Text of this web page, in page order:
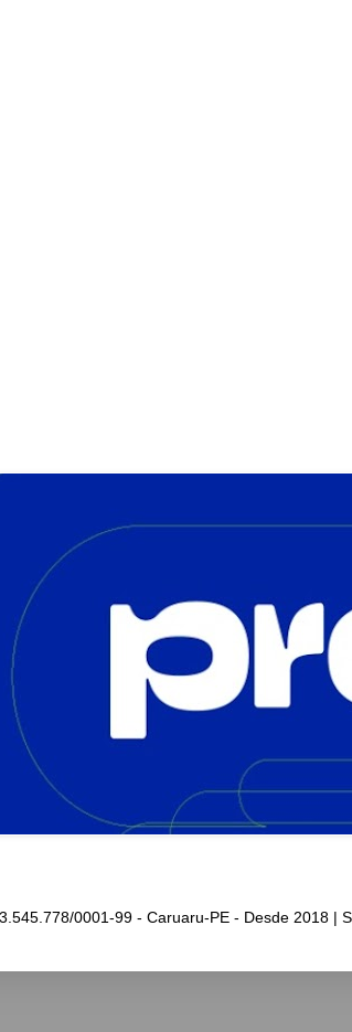
0001-99 - Caruaru-PE - Desde 2018 |